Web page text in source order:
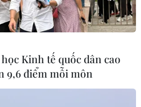
hoạch áp thuế mới đối với
thủ thỏa thuận thương mại giai
Kinh tế quốc dân cao
9,6 điểm mỗi môn